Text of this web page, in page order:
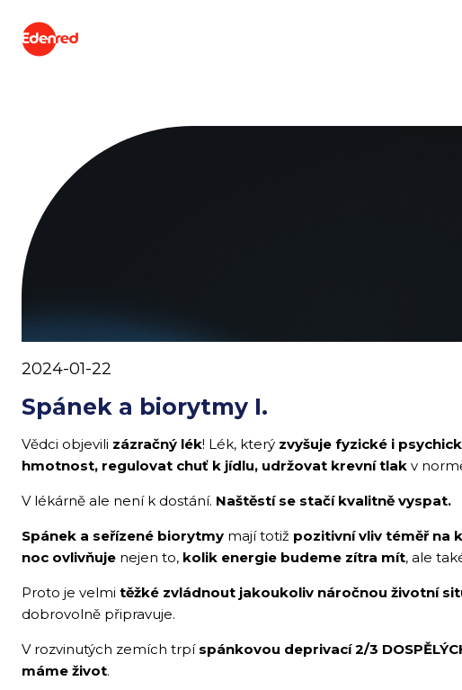
2024-01-22
Spánek a biorytmy I.
Vědci objevili zázračný lék! Lék, který zvyšuje fyzické i
hmotnost, regulovat chuť k jídlu, udržovat krevní tlak v
V lékárně ale není k dostání. Naštěstí se stačí kvalitně vyspat.
Spánek a seřízené biorytmy mají totiž pozitivní vliv téměř na
noc ovlivňuje nejen to, kolik energie budeme zítra mít, ale
Proto je velmi těžké zvládnout jakoukoliv náročnou životní
dobrovolně připravuje.
V rozvinutých zemích trpí spánkovou deprivací 2/3
máme život.